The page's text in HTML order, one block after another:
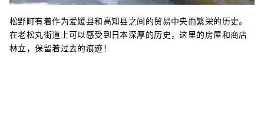
松野町有着作为爱媛县和高知县之间的贸易中央而繁栄的历史。
在老松丸街道上可以感受到日本深厚的历史，这里的房屋和商店
林立，保留着过去的痕迹！